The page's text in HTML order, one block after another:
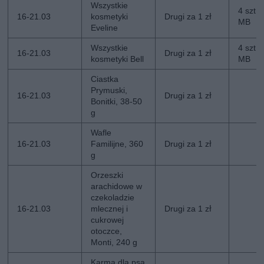
16-21.03
Wszystkie
kosmetyki
Eveline
Drugi za 1 zł
4 szt.
MB
16-21.03
Wszystkie
kosmetyki Bell
Drugi za 1 zł
4 szt.
MB
16-21.03
Ciastka
Prymuski,
Bonitki, 38-50
g
Drugi za 1 zł
16-21.03
Wafle
Familijne, 360
g
Drugi za 1 zł
16-21.03
Orzeszki
arachidowe w
czekoladzie
mlecznej i
cukrowej
otoczce,
Monti, 240 g
Drugi za 1 zł